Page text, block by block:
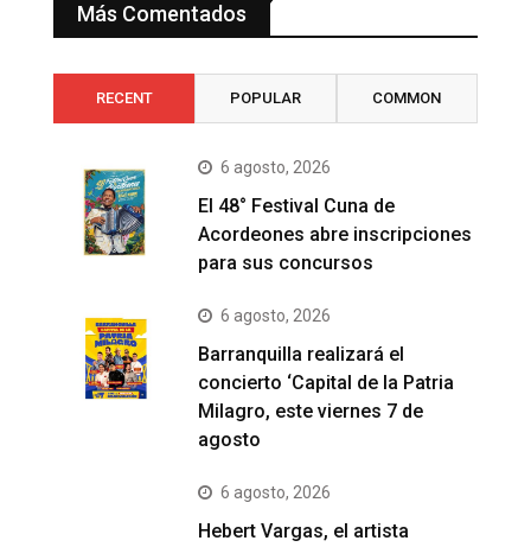
Más Comentados
RECENT POPULAR COMMON
6 agosto, 2026
El 48° Festival Cuna de
Acordeones abre inscripciones
para sus concursos
6 agosto, 2026
Barranquilla realizará el
concierto ‘Capital de la Patria
Milagro, este viernes 7 de
agosto
6 agosto, 2026
Hebert Vargas, el artista